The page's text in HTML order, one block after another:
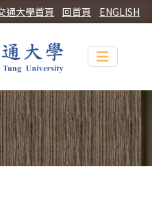
ENGLISH
回首頁
通大學首頁
Toggle